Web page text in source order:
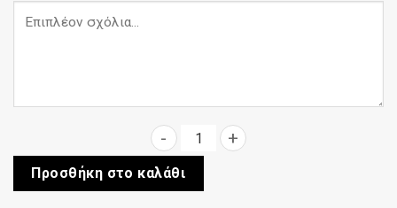
Light ποσότητα
Προσθήκη στο καλάθι